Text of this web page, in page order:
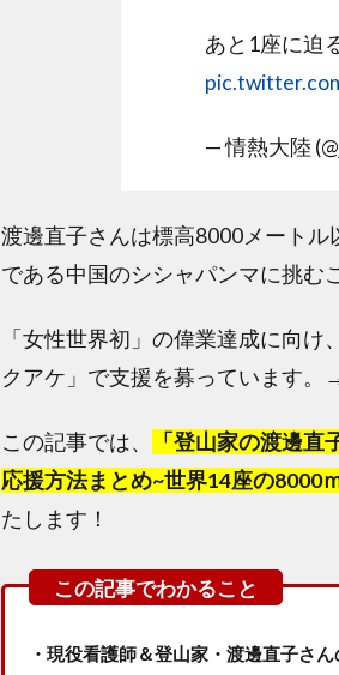
あと1座に迫
— 情熱大陸
渡邊直子さんは標高8000メート
である中国のシシャパンマに挑む
「女性世界初」の偉業達成に向
クアケ」で支援を募っています。
この記事では、
「登山家の渡邊
応援方法まとめ~世界14座の8000
たします！
・現役看護師＆登山家・渡邊直子さ